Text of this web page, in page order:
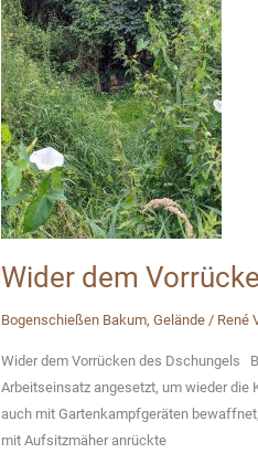
Wider dem
Bogenschießen Bakum, Gelände / René
Wider dem Vorrücken des Dschungels
Arbeitseinsatz angesetzt, um wieder die
auch mit Gartenkampfgeräten
mit Aufsitzmäher anrückte